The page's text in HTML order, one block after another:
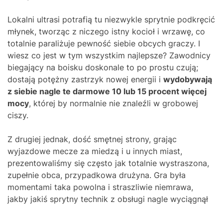
Lokalni ultrasi potrafią tu niezwykle sprytnie podkręcić
młynek, tworząc z niczego istny kocioł i wrzawę, co
totalnie paraliżuje pewność siebie obcych graczy. I
wiesz co jest w tym wszystkim najlepsze? Zawodnicy
biegający na boisku doskonale to po prostu czują;
dostają potężny zastrzyk nowej energii i wydobywają
z siebie nagle te darmowe 10 lub 15 procent więcej
mocy, której by normalnie nie znaleźli w grobowej
ciszy.
Z drugiej jednak, dość smętnej strony, grając
wyjazdowe mecze za miedzą i u innych miast,
prezentowaliśmy się często jak totalnie wystraszona,
zupełnie obca, przypadkowa drużyna. Gra była
momentami taka powolna i straszliwie niemrawa,
jakby jakiś sprytny technik z obsługi nagle wyciągnął